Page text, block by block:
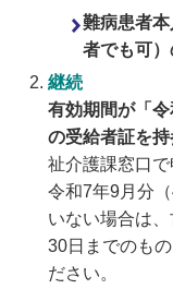
難病患者
者でも可
継続
有効期間が「
の受給者証を
祉介護課窓口で
令和7年9月分
いない場合は
30日までのも
ださい。